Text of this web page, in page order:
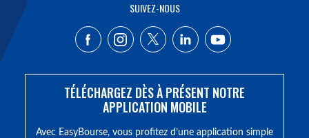
SUIVEZ-NOUS
TÉLÉCHARGEZ DÈS À PRÉSENT NOTRE
APPLICATION MOBILE
Avec EasyBourse, vous profitez d’une application simple